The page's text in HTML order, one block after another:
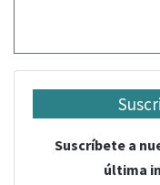
Suscríbete a
última